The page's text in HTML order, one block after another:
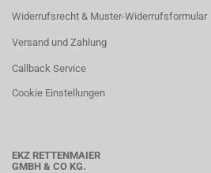
Widerrufsrecht & Muster-Widerrufsformular
Versand und Zahlung
Callback Service
Cookie Einstellungen
EKZ RETTENMAIER
GMBH & CO KG.